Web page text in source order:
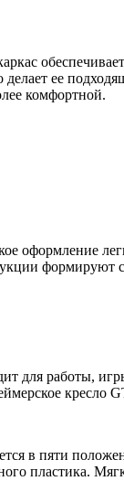
ее
комфортной.
оформление
для работы,
в пяти
пластика.